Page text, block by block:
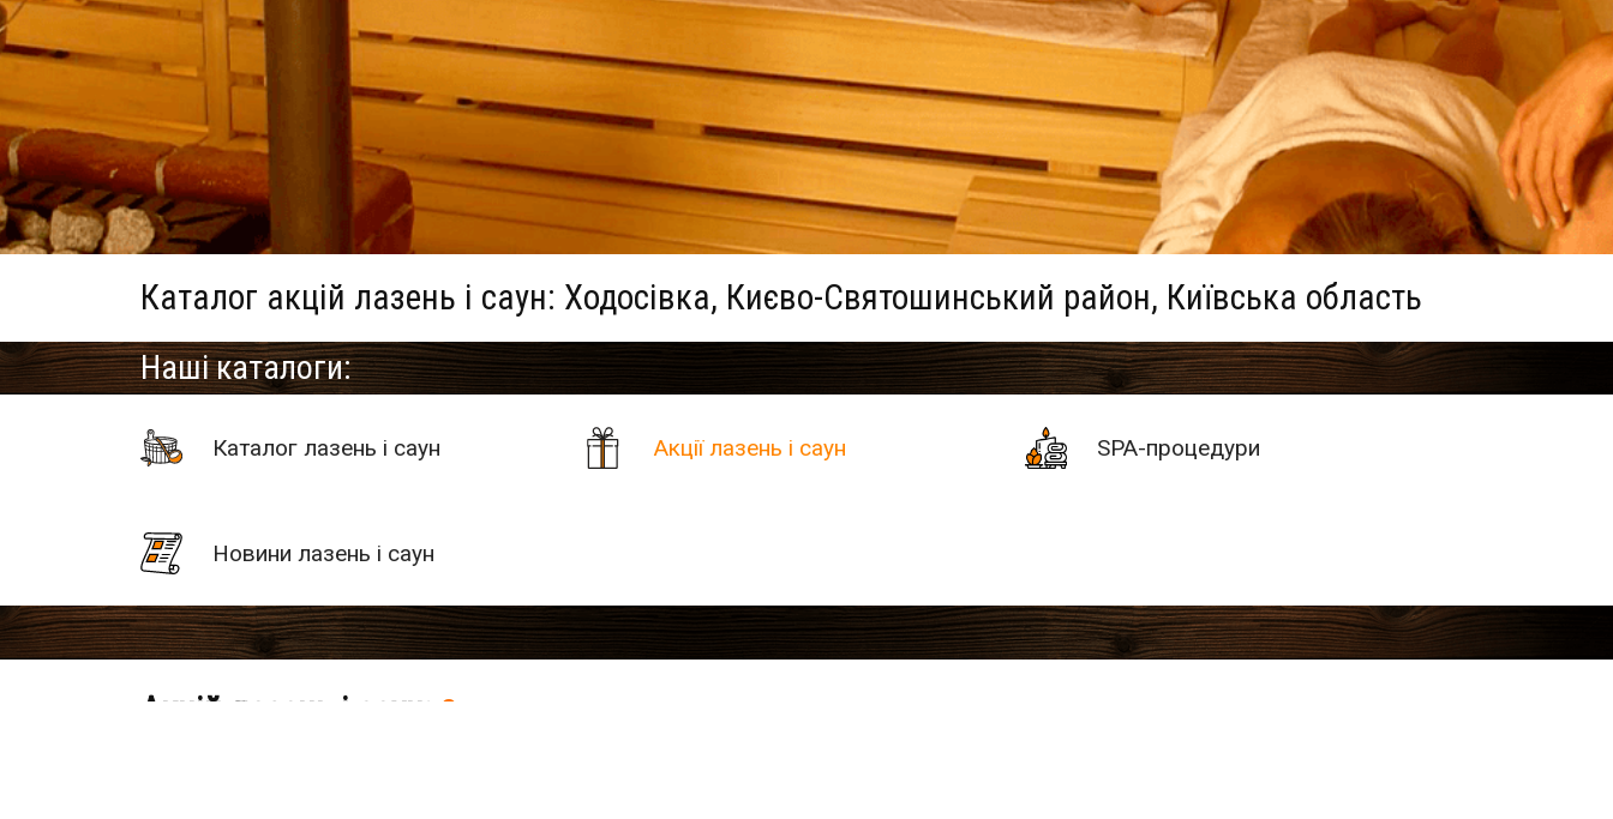
Каталог акцій лазень і саун: Ходосівка, Києво-Святошинський район, Київська область
Наші каталоги:
Каталог лазень і саун Акції лазень і саун SPA-процедури
Новини лазень і саун
Акцій лазень і саун: 0